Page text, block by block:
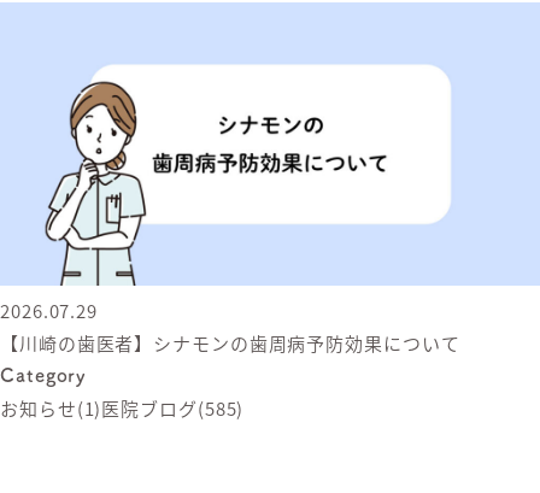
2026.07.29
【川崎の歯医者】シナモンの歯周病予防効果について
Category
お知らせ(1)医院ブログ(585)